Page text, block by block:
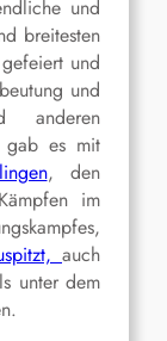
und
breitesten
und
und
anderen
gab es mit
, den
im
auch
unter dem